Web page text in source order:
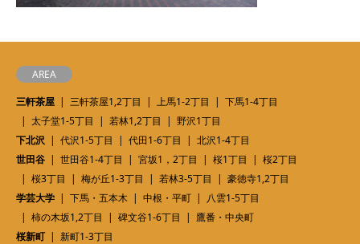
AREA
三軒茶屋
三軒茶屋1,2丁目 上馬1-2丁目
下馬1-4丁目
太子堂1-5丁目
若林1,2丁目
野沢1丁目
下北沢
代沢1-5丁目 代田1-6丁目
北沢1-4丁目
世田谷
世田谷1-4丁目 宮坂1，2丁目 桜1丁目
桜2丁目
桜3丁目
梅が丘1-3丁目 若林3-5丁目
豪徳寺1,2丁目
学芸大学
下馬・五本木 中根・平町
八雲1-5丁目
柿の木坂1,2丁目
碑文谷1-6丁目
鷹番・中央町
桜新町
新町1-3丁目